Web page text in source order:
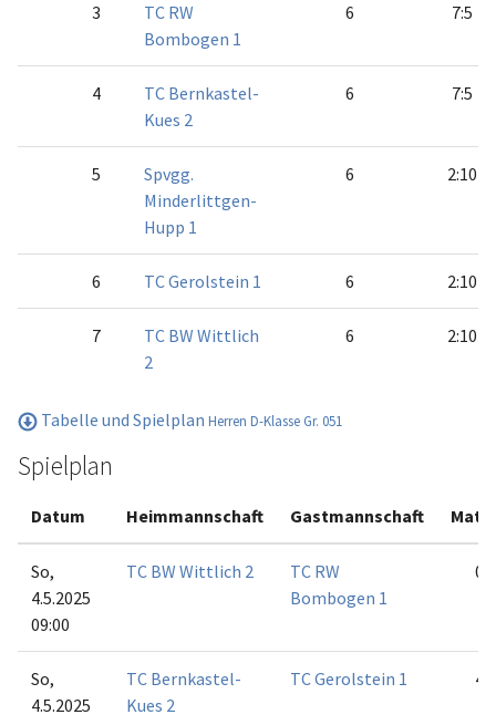
3
TC RW
Bombogen 1
6 7:5
4
TC Bernkastel-
Kues 2
6 7:5
5
Spvgg.
Minderlittgen-
Hupp 1
6 2:10
6 TC Gerolstein 1 6 2:10
7
TC BW Wittlich
2
6 2:10
Tabelle und Spielplan Herren D-Klasse Gr. 051
Spielplan
Datum Heimmannschaft Gastmannschaft
So,
4.5.2025
09:00
TC BW Wittlich 2
TC RW
Bombogen 1
0:6
So,
4.5.2025
TC Bernkastel-
Kues 2
TC Gerolstein 1 4:2